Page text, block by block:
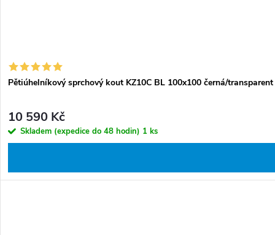
Pětiúhelníkový sprchový kout KZ10C BL 100x100 černá/
10 590 Kč
Skladem (expedice do 48 hodin) 1 ks